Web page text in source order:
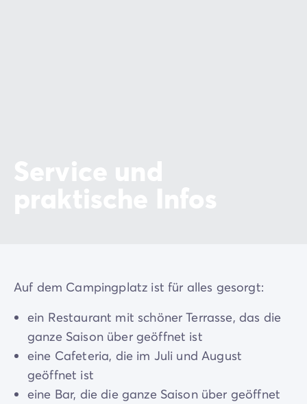
Auf dem Campingplatz ist für alles gesorgt:
ein Restaurant mit schöner Terrasse, das die
ganze Saison über geöffnet ist
eine Cafeteria, die im Juli und August
geöffnet ist
eine Bar, die die ganze Saison über geöffnet